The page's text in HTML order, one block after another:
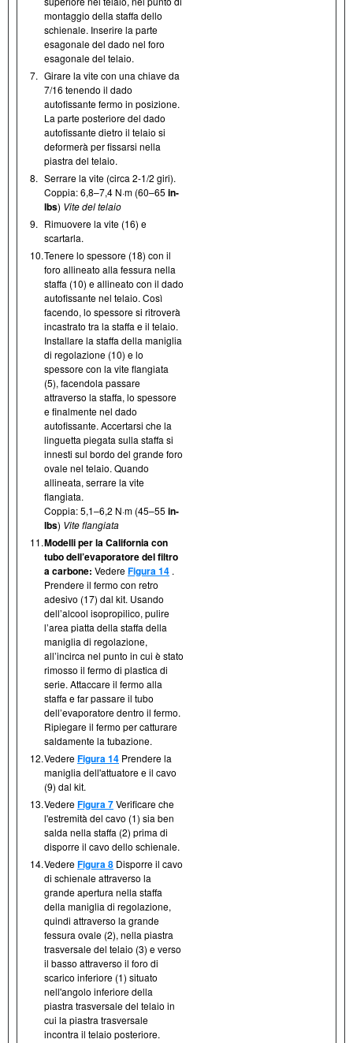
montaggio della staffa dello
schienale. Inserire la parte
esagonale del dado nel foro
esagonale del telaio.
7. Girare la vite con una chiave da
7/16 tenendo il dado
autofissante fermo in posizione.
La parte posteriore del dado
autofissante dietro il telaio si
deformerà per fissarsi nella
piastra del telaio.
8. Serrare la vite (circa 2-1/2 giri).
Coppia: 6,8–7,4 N·m (60–65 in-
lbs) Vite del telaio
9. Rimuovere la vite (16) e
scartarla.
10.Tenere lo spessore (18) con il
foro allineato alla fessura nella
staffa (10) e allineato con il dado
autofissante nel telaio. Così
facendo, lo spessore si ritroverà
incastrato tra la staffa e il telaio.
Installare la staffa della maniglia
di regolazione (10) e lo
spessore con la vite flangiata
(5), facendola passare
attraverso la staffa, lo spessore
e finalmente nel dado
autofissante. Accertarsi che la
linguetta piegata sulla staffa si
innesti sul bordo del grande foro
ovale nel telaio. Quando
allineata, serrare la vite
flangiata.
Coppia: 5,1–6,2 N·m (45–55 in-
lbs) Vite flangiata
11.Modelli per la California con
tubo dell’evaporatore del filtro
a carbone: VedereFigura 14 .
Prendere il fermo con retro
adesivo (17) dal kit. Usando
dell’alcool isopropilico, pulire
l’area piatta della staffa della
maniglia di regolazione,
all’incirca nel punto in cui è stato
rimosso il fermo di plastica di
serie. Attaccare il fermo alla
staffa e far passare il tubo
dell’evaporatore dentro il fermo.
Ripiegare il fermo per catturare
saldamente la tubazione.
12.VedereFigura 14 Prendere la
maniglia dell'attuatore e il cavo
(9) dal kit.
13.VedereFigura 7Verificare che
l'estremità del cavo (1) sia ben
salda nella staffa (2) prima di
disporre il cavo dello schienale.
14.VedereFigura 8 Disporre il cavo
di schienale attraverso la
grande apertura nella staffa
della maniglia di regolazione,
quindi attraverso la grande
fessura ovale (2), nella piastra
trasversale del telaio (3) e verso
il basso attraverso il foro di
scarico inferiore (1) situato
nell'angolo inferiore della
piastra trasversale del telaio in
cui la piastra trasversale
incontra il telaio posteriore.